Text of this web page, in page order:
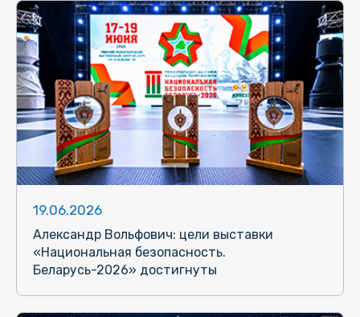
19.06.2026
Александр Вольфович: цели выставки
«Национальная безопасность.
Беларусь-2026» достигнуты